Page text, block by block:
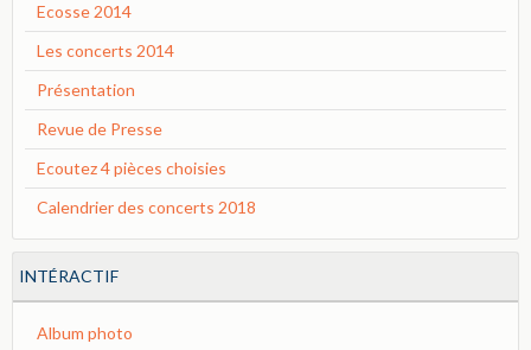
Ecosse 2014
Les concerts 2014
Présentation
Revue de Presse
Ecoutez 4 pièces choisies
Calendrier des concerts 2018
INTÉRACTIF
Album photo